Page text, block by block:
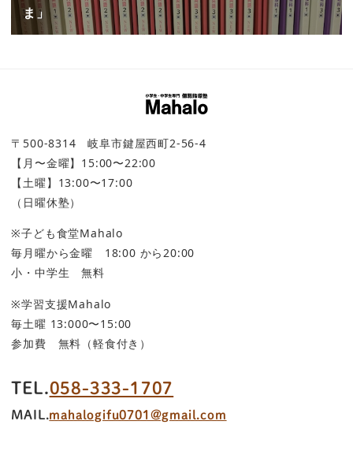
ま」
〒500-8314 岐阜市鍵屋西町2-56-4
【月〜金曜】15:00〜22:00
【土曜】13:00〜17:00
（日曜休塾）
※子ども食堂Mahalo
毎月曜から金曜 18:00 から20:00
小・中学生 無料
※学習支援Mahalo
毎土曜 13:000〜15:00
参加費 無料（軽食付き）
TEL.058-333-1707
MAIL.mahalogifu0701@gmail.com